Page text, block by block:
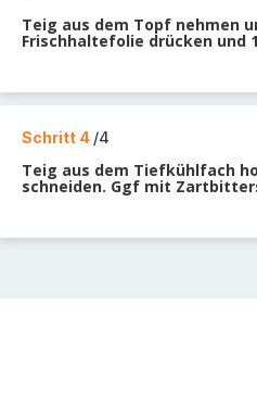
Teig aus dem Topf nehmen
Frischhaltefolie drücken und
Schritt 4 /4
Teig aus dem Tiefkühlfach
schneiden. Ggf mit